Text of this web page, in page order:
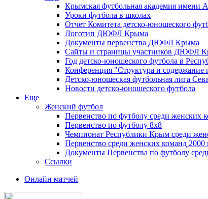
Крымская футбольная академия имени
Уроки футбола в школах
Отчет Комитета детско-юношеского
Логотип ДЮФЛ Крыма
Документы первенства ДЮФЛ Крыма
Сайты и страницы участников ДЮФЛ
Год детско-юношеского футбола в
Конференция "Структура и содержание
Детско-юношеская футбольная лига
Новости детско-юношеского футбола
Еще
Женский футбол
Первенство по футболу среди женских
Первенство по футболу 8х8
Чемпионат Республики Крым среди
Первенство среди женских команд 2000
Документы Первенства по футболу
Ссылки
Онлайн матчей